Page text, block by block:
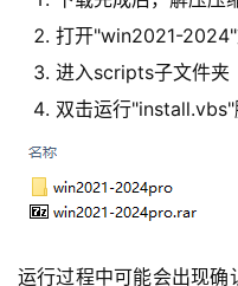
打开"win2021-
进入scripts子文件夹
双击运行
运行过程中可能会出现确